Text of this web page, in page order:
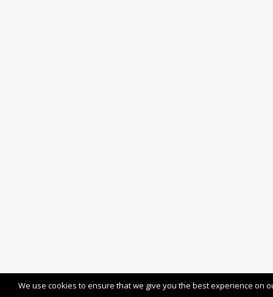
We use cookies to ensure that we give you the best experience on